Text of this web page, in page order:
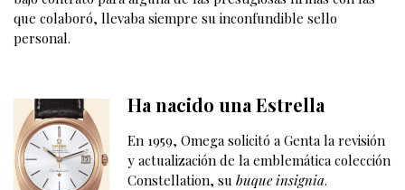
que colaboró, llevaba siempre su inconfundible sello
personal.
Ha nacido una Estrella
En 1959, Omega solicitó a Genta la revisión
y actualización de la emblemática colección
Constellation, su buque insignia.